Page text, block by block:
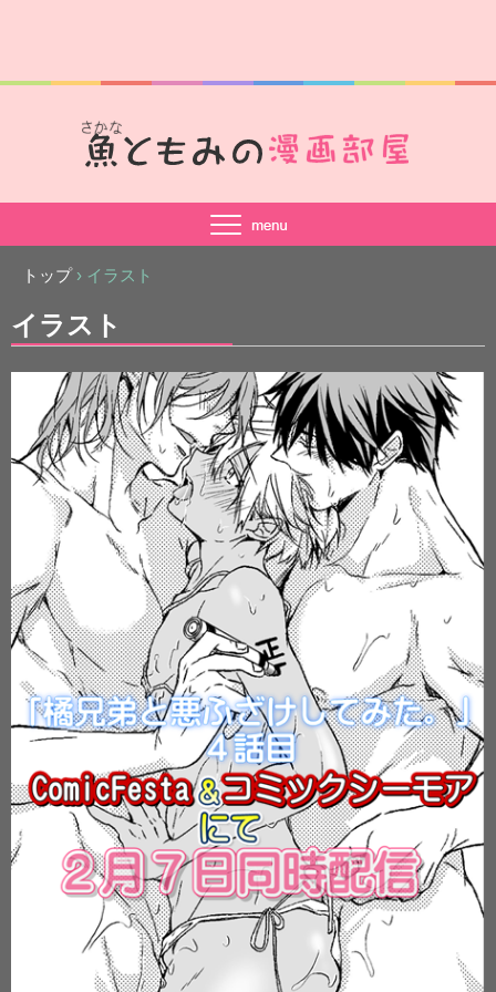
トップ › イラスト
イラスト